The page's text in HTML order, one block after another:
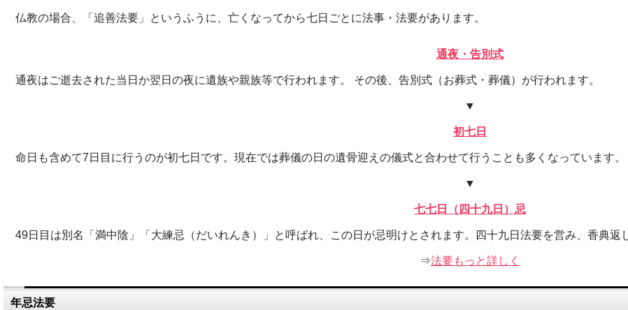
仏教の場合、「追善法要」というふうに、亡くなってから七日ごとに法事・法要があります。
通夜・告別式
通夜はご逝去された当日か翌日の夜に遺族や親族等で行われます。 その後、告別式（お葬式・葬儀）が行われます。
▼
初七日
命日も含めて7日目に行うのが初七日です。現在では葬儀の日の遺骨迎えの儀式と合わせて行うことも多くなっています。
▼
七七日（四十九日）忌
49日目は別名「満中陰」「大練忌（だいれんき）」と呼ばれ、この日が忌明けとされます。四十九日法要を営み、香典返
⇒法要もっと詳しく
年忌法要